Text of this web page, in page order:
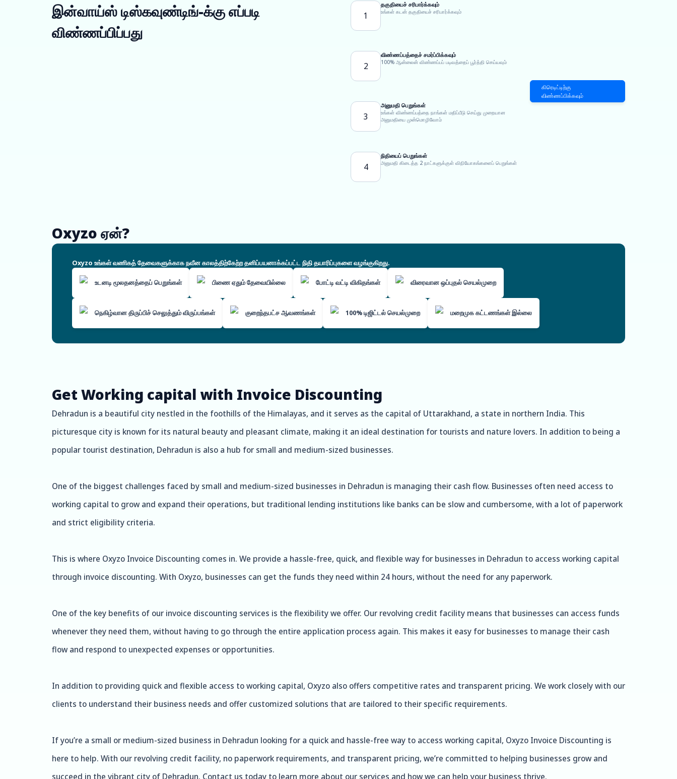
இன்வாய்ஸ் டிஸ்கவுண்டிங்-க்கு எப்படி
விண்ணப்பிப்பது
1
தகுதியைச் சரிபார்க்கவும்
உங்கள் கடன் தகுதியைச் சரிபார்க்கவும்
2
விண்ணப்பத்தைச் சமர்ப்பிக்கவும்
100% ஆன்லைன் விண்ணப்பப் படிவத்தைப் பூர்த்தி செய்யவும்
3
அனுமதி பெறுங்கள்
உங்கள் விண்ணப்பத்தை நாங்கள் மதிப்பீடு செய்து முறையான
அனுமதியை முன்மொழிவோம்
4
நிதியைப் பெறுங்கள்
அனுமதி கிடைத்த 2 நாட்களுக்குள் விநியோகங்களைப் பெறுங்கள்
கிரெடிட்டிற்கு
விண்ணப்பிக்கவும்
Oxyzo ஏன்?
Oxyzo உங்கள் வணிகத் தேவைகளுக்காக நவீன காலத்திற்கேற்ற தனிப்பயனாக்கப்பட்ட நிதி தயாரிப்புகளை வழங்குகிறது.
உடனடி மூலதனத்தைப் பெறுங்கள் பிணை ஏதும் தேவையில்லை போட்டி வட்டி விகிதங்கள் விரைவான ஒப்புதல் செயல்முறை
நெகிழ்வான திருப்பிச் செலுத்தும் விருப்பங்கள் குறைந்தபட்ச ஆவணங்கள் 100% டிஜிட்டல் செயல்முறை மறைமுக கட்டணங்கள் இல்லை
Get Working capital with Invoice Discounting
Dehradun is a beautiful city nestled in the foothills of the Himalayas, and it serves as the capital of Uttarakhand, a state in northern India. This
picturesque city is known for its natural beauty and pleasant climate, making it an ideal destination for tourists and nature lovers. In addition to being a
popular tourist destination, Dehradun is also a hub for small and medium-sized businesses.
One of the biggest challenges faced by small and medium-sized businesses in Dehradun is managing their cash flow. Businesses often need access to
working capital to grow and expand their operations, but traditional lending institutions like banks can be slow and cumbersome, with a lot of paperwork
and strict eligibility criteria.
This is where Oxyzo Invoice Discounting comes in. We provide a hassle-free, quick, and flexible way for businesses in Dehradun to access working capital
through invoice discounting. With Oxyzo, businesses can get the funds they need within 24 hours, without the need for any paperwork.
One of the key benefits of our invoice discounting services is the flexibility we offer. Our revolving credit facility means that businesses can access funds
whenever they need them, without having to go through the entire application process again. This makes it easy for businesses to manage their cash
flow and respond to unexpected expenses or opportunities.
In addition to providing quick and flexible access to working capital, Oxyzo also offers competitive rates and transparent pricing. We work closely with our
clients to understand their business needs and offer customized solutions that are tailored to their specific requirements.
If you’re a small or medium-sized business in Dehradun looking for a quick and hassle-free way to access working capital, Oxyzo Invoice Discounting is
here to help. With our revolving credit facility, no paperwork requirements, and transparent pricing, we’re committed to helping businesses grow and
succeed in the vibrant city of Dehradun. Contact us today to learn more about our services and how we can help your business thrive.